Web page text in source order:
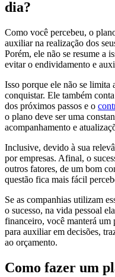
dia?
Como você percebeu, o
auxiliar na realização dos
Porém, ele não se resume a
evitar o endividamento e
Isso porque ele não se limita
conquistar. Ele também
dos próximos passos e o
o plano deve ser uma
acompanhamento e
Inclusive, devido à sua
por empresas. Afinal, o
outros fatores, de um bom
questão fica mais fácil
Se as companhias utilizam
o sucesso, na vida pessoal
financeiro, você manterá um
para auxiliar em decisões,
ao orçamento.
Como fazer um